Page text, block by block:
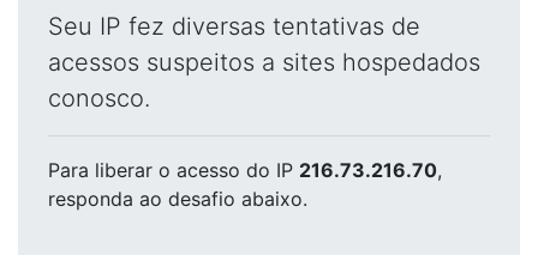
Seu IP fez diversas tentativas de
acessos suspeitos a sites hospedados
conosco.
Para liberar o acesso do IP 216.73.216.70,
responda ao desafio abaixo.